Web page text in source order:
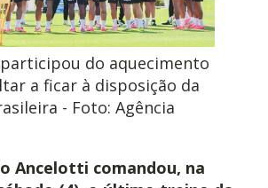
do aquecimento
a ficar à disposição da
- Foto: Agência
Ancelotti comandou, na